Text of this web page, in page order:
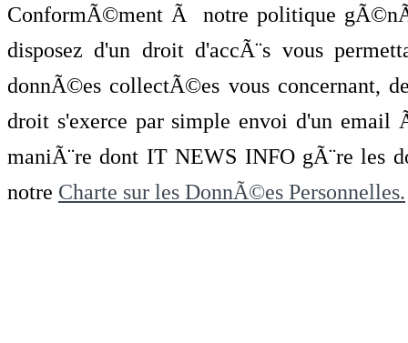
ConformÃ©ment Ã notre politique
disposez d'un droit d'accÃ¨s vous
donnÃ©es collectÃ©es vous concernant,
droit s'exerce par simple envoi d'un
maniÃ¨re dont IT NEWS INFO gÃ¨re les
notre Charte sur les DonnÃ©es Personnelles.